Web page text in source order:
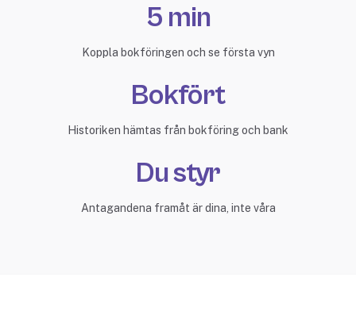
5 min
Koppla bokföringen och se första vyn
Bokfört
Historiken hämtas från bokföring och bank
Du styr
Antagandena framåt är dina, inte våra